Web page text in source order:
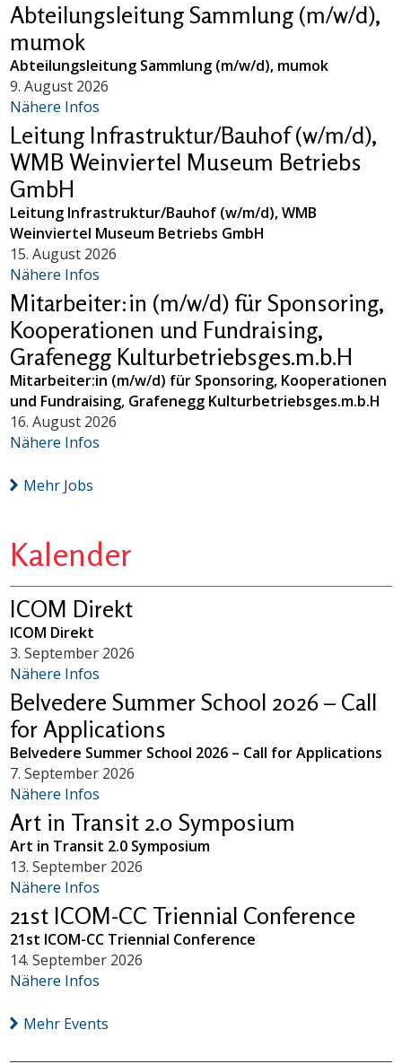
Abteilungsleitung Sammlung (m/w/d),
mumok
Abteilungsleitung Sammlung (m/w/d), mumok
9. August 2026
Nähere Infos
Leitung Infrastruktur/Bauhof (w/m/d),
WMB Weinviertel Museum Betriebs
GmbH
Leitung Infrastruktur/Bauhof (w/m/d), WMB
Weinviertel Museum Betriebs GmbH
15. August 2026
Nähere Infos
Mitarbeiter:in (m/w/d) für Sponsoring,
Kooperationen und Fundraising,
Grafenegg Kulturbetriebsges.m.b.H
Mitarbeiter:in (m/w/d) für Sponsoring, Kooperationen
und Fundraising, Grafenegg Kulturbetriebsges.m.b.H
16. August 2026
Nähere Infos
Mehr Jobs
Kalender
ICOM Direkt
ICOM Direkt
3. September 2026
Nähere Infos
Belvedere Summer School 2026 – Call
for Applications
Belvedere Summer School 2026 – Call for Applications
7. September 2026
Nähere Infos
Art in Transit 2.0 Symposium
Art in Transit 2.0 Symposium
13. September 2026
Nähere Infos
21st ICOM-CC Triennial Conference
21st ICOM-CC Triennial Conference
14. September 2026
Nähere Infos
Mehr Events